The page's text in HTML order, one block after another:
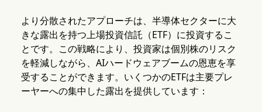
より分散されたアプローチは、半導体セクターに大
きな露出を持つ上場投資信託（ETF）に投資するこ
とです。この戦略により、投資家は個別株のリスク
を軽減しながら、AIハードウェアブームの恩恵を享
受することができます。いくつかのETFは主要プレ
ーヤーへの集中した露出を提供しています：